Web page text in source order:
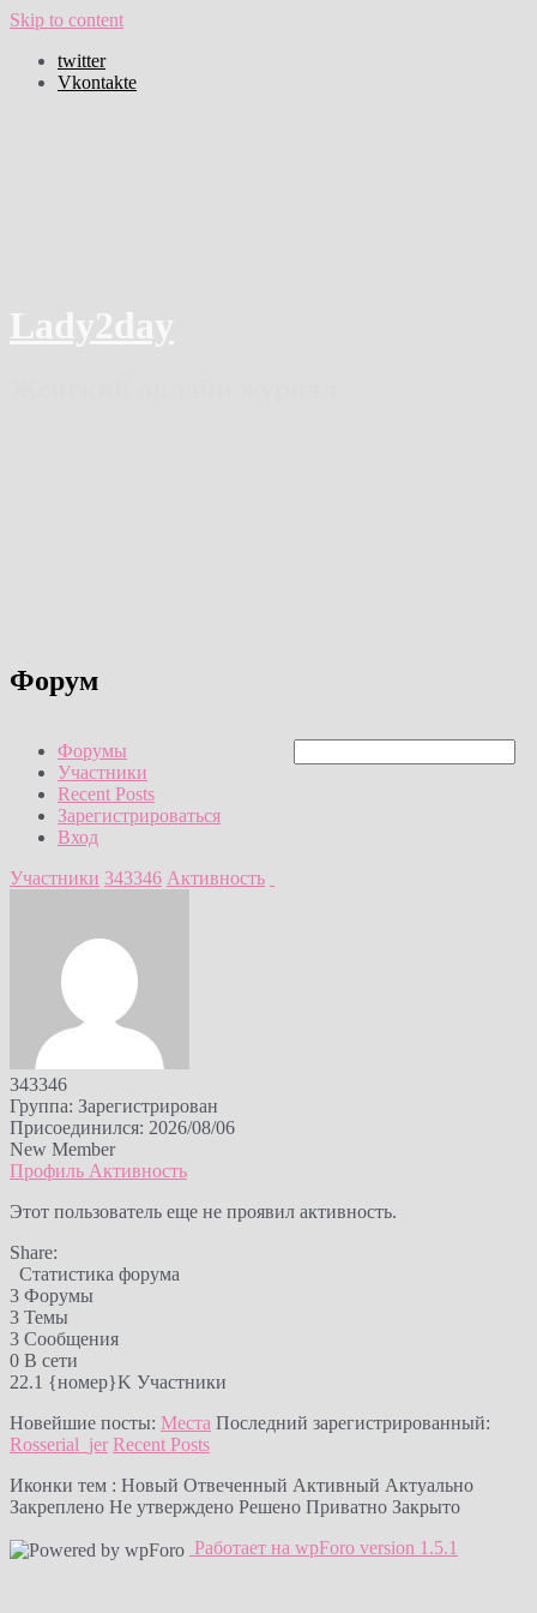
Skip to content
twitter
Vkontakte
Lady2day
Форум
Форумы
Участники
Recent Posts
Зарегистрироваться
Вход
Участники 343346 Активность
343346
Группа: Зарегистрирован
Присоединился: 2026/08/06
New Member
Профиль Активность
Этот пользователь еще не проявил активность.
Share:
Статистика форума
3 Форумы
3 Темы
3 Сообщения
0 В сети
22.1 {номер}K Участники
Новейшие посты: Места Последний зарегистрированный:
Rosserial_jer Recent Posts
Иконки тем : Новый Отвеченный Активный Актуально
Закреплено Не утверждено Решено Приватно Закрыто
Работает на wpForo version 1.5.1